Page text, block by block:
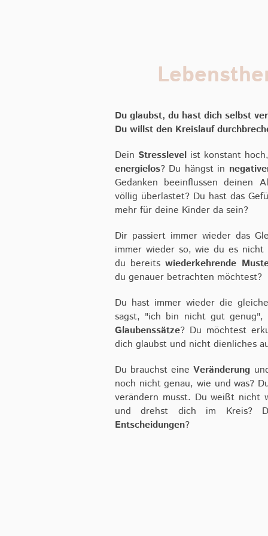
Du glaubst, du hast dich selbst
Du willst den Kreislauf
Dein Stresslevel ist konstant
energielos? Du hängst in
Gedanken beeinflussen deinen
völlig überlastet? Du hast das
mehr für deine Kinder da sein?
Dir passiert immer wieder das
immer wieder so, wie du es
du bereitswiederkehrende
du genauer betrachten möchtest?
Du hast immer wieder die
sagst, "ich bin nicht gut
Glaubenssätze? Du möchtest
dich glaubst und nicht dienliches
Du brauchst eineVeränderung
noch nicht genau, wie und was?
verändern musst. Du weißt nicht
und drehst dich im Kreis?
Entscheidungen?